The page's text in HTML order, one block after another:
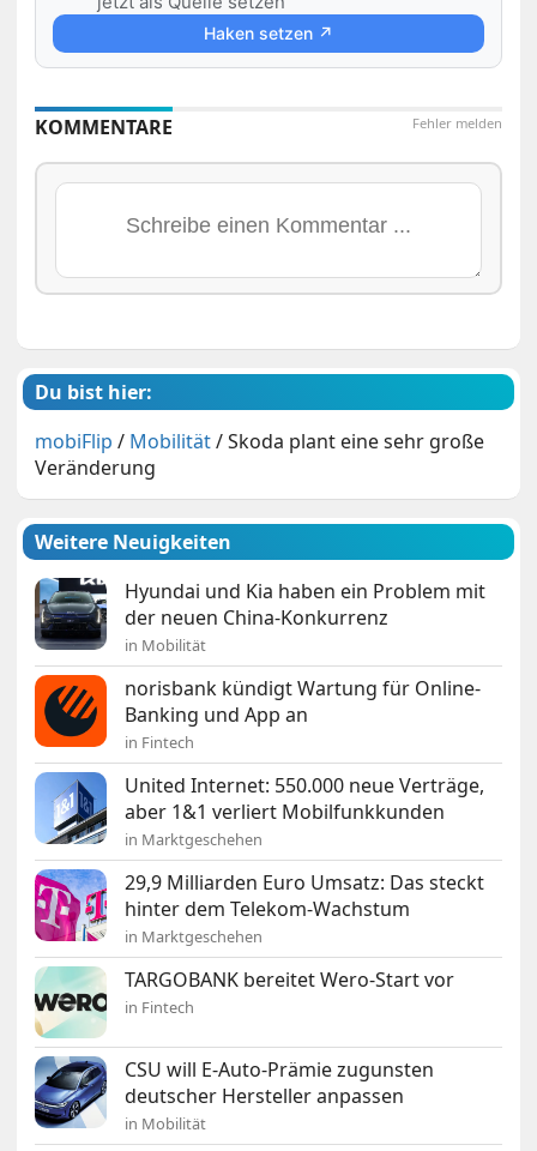
Haken setzen ↗
Fehler melden
KOMMENTARE
Du bist hier:
mobiFlip / Mobilität/Skoda plant eine sehr große
Veränderung
Weitere Neuigkeiten
Hyundai und Kia haben ein Problem mit
der neuen China-Konkurrenz
in Mobilität
norisbank kündigt Wartung für Online-
Banking und App an
in Fintech
United Internet: 550.000 neue Verträge,
aber 1&1 verliert Mobilfunkkunden
in Marktgeschehen
29,9 Milliarden Euro Umsatz: Das steckt
hinter dem Telekom-Wachstum
in Marktgeschehen
TARGOBANK bereitet Wero-Start vor
in Fintech
CSU will E-Auto-Prämie zugunsten
deutscher Hersteller anpassen
in Mobilität